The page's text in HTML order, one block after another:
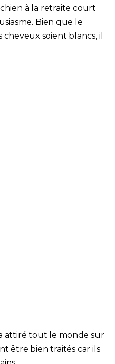
à la retraite court
Bien que le
soient blancs, il
attiré tout le monde sur
être bien traités car ils